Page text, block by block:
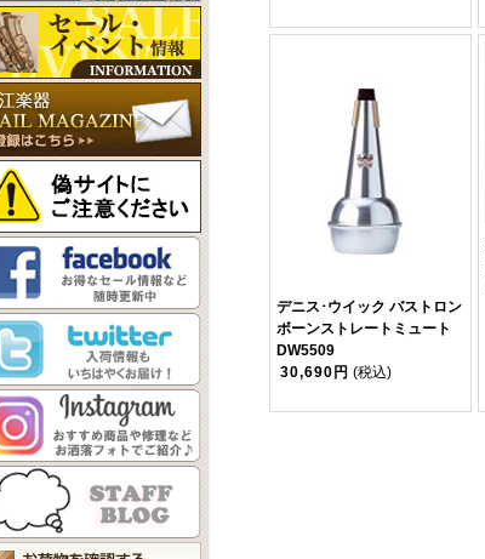
デニス･ウイック バストロン
ボーンストレートミュート
DW5509
30,690円 (税込)